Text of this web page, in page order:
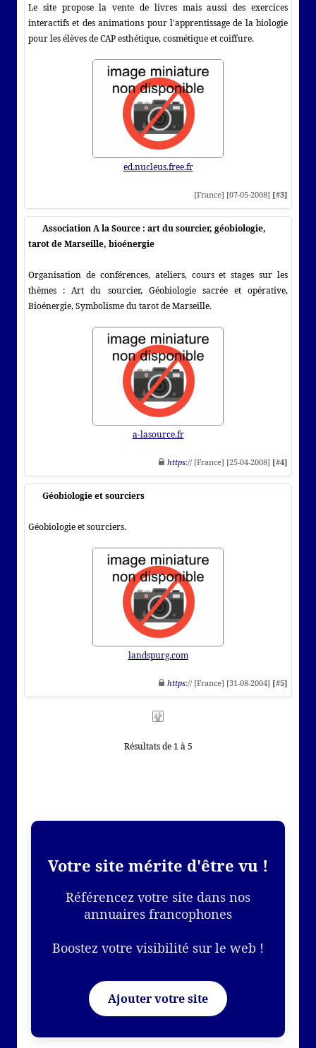
Le site propose la vente de livres mais aussi des exercices
interactifs et des animations pour l'apprentissage de la biologie
pour les élèves de CAP esthétique, cosmétique et coiffure.
ed.nucleus.free.fr
[France] [07-05-2008] [#3]
Association A la Source : art du sourcier, géobiologie,
tarot de Marseille, bioénergie
Organisation de conférences, ateliers, cours et stages sur les
thèmes : Art du sourcier, Géobiologie sacrée et opérative,
Bioénergie, Symbolisme du tarot de Marseille.
a-lasource.fr
https:// [France] [25-04-2008] [#4]
Géobiologie et sourciers
Géobiologie et sourciers.
landspurg.com
https:// [France] [31-08-2004] [#5]
Résultats de 1 à 5
Votre site mérite d'être vu !
Référencez votre site dans nos
annuaires francophones
Boostez votre visibilité sur le web !
Ajouter votre site